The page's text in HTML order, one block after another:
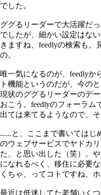
でした。
ググるリーダーで大活躍だ
でしたが、細かい設定はな
きますね、feedlyの検索も。
の。
唯一気になるのが、feedlyか
ト機能というのだが、今の
現状のググるリーダーのデ
おこう。feedlyのフォーラム
出ては来てるようなので、
......と、ここまで書いてはじ
のウェブサービスでヤドカ
た、と思い出した（笑）。
になれるべく、移住に必要
くちゃ、ってコトですね、ホ
最近は低迷してた老舗いく